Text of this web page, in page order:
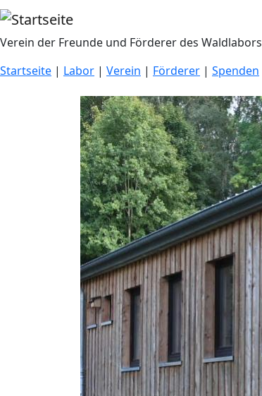
Direkt zum Inhalt
Verein der Freunde und Förderer des Waldlabors
Startseite | Labor | Verein | Förderer | Spenden